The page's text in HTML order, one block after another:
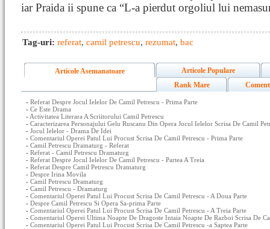
iar Praida ii spune ca “L-a pierdut orgoliul lui
Tag-uri: referat, camil petrescu, rezumat, bac
Articole Asemanatoare
Articole Populare
Rank Mare
- Referat Despre Jocul Ielelor De Camil Petrescu - Prima Parte
- Ce Este Drama
- Activitatea Literara A Scriitorului Camil Petrescu
- Caracterizarea Personajului Gelu Ruscanu Din Opera Jocul Ielelor Scrisa De Camil
- Jocul Ielelor - Drama De Idei
- Comentariul Operei Patul Lui Procust Scrisa De Camil Petrescu - Prima Parte
- Camil Petrescu Dramaturg - Referat
- Referat - Camil Petrescu Dramaturg
- Referat Despre Jocul Ielelor De Camil Petrescu - Partea A Treia
- Referat Despre Camil Petrescu Dramaturg
- Despre Irina Movila
- Camil Petrescu Dramaturg
- Camil Petrescu - Dramaturg
- Comentariul Operei Patul Lui Procust Scrisa De Camil Petrescu - A Doua Parte
- Despre Camil Petrescu Si Opera Sa-prima Parte
- Comentariul Operei Patul Lui Procust Scrisa De Camil Petrescu - A Treia Parte
- Comentariul Operei Ultima Noapte De Dragoste Intaia Noapte De Razboi Scrisa De
- Comentariul Operei Patul Lui Procust Scrisa De Camil Petrescu -a Saptea Parte